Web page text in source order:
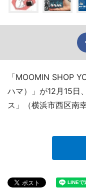
「MOOMIN SHOP
ハマ）」が12月15日
ス」（横浜市西区南